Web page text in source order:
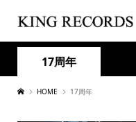
17周年
HOME 17周年